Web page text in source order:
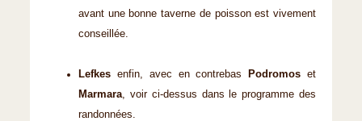
avant une bonne taverne de poisson est vivement
conseillée.
Lefkes enfin, avec en contrebas Podromos et
Marmara, voir ci-dessus dans le programme des
randonnées.